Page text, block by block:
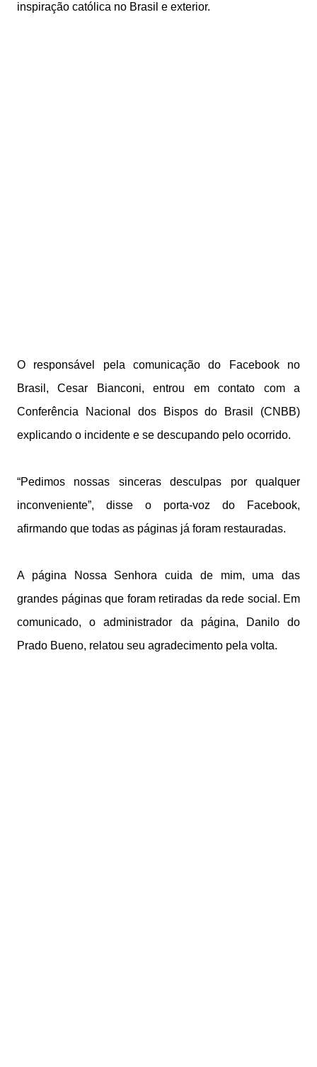
inspiração católica no Brasil e exterior.
O responsável pela comunicação do Facebook no
Brasil, Cesar Bianconi, entrou em contato com a
Conferência Nacional dos Bispos do Brasil (CNBB)
explicando o incidente e se descupando pelo ocorrido.
“Pedimos nossas sinceras desculpas por qualquer
inconveniente”, disse o porta-voz do Facebook,
afirmando que todas as páginas já foram restauradas.
A página Nossa Senhora cuida de mim, uma das
grandes páginas que foram retiradas da rede social. Em
comunicado, o administrador da página, Danilo do
Prado Bueno, relatou seu agradecimento pela volta.